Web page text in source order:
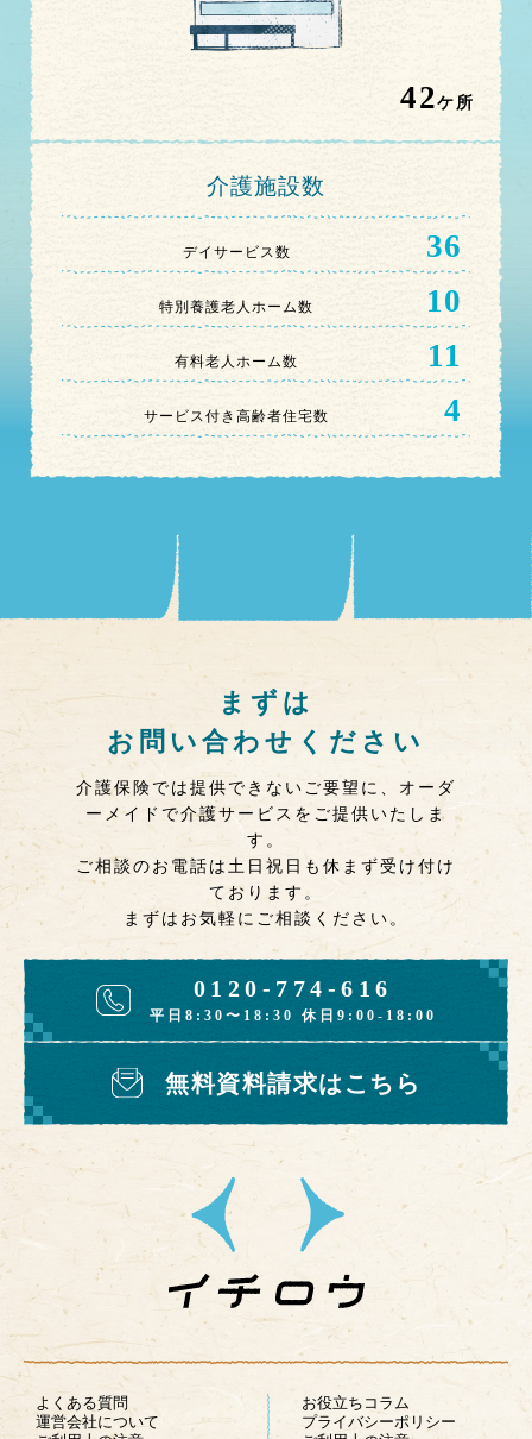
42ケ所
介護施設数
デイサービス数 36
特別養護老人ホーム数 10
有料老人ホーム数 11
サービス付き高齢者住宅数 4
まずは
お問い合わせください
介護保険では提供できないご要望に、オーダ
ーメイドで介護サービスをご提供いたしま
す。
ご相談のお電話は土日祝日も休まず受け付け
ております。
まずはお気軽にご相談ください。
0120-774-616
平日8:30〜18:30 休日9:00-18:00
無料資料請求はこちら
よくある質問
運営会社について
お役立ちコラム
プライバシーポリシー